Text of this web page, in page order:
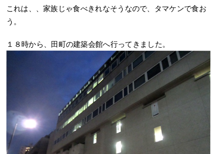
これは、、家族じゃ食べきれなそうなので、タマケンで食お
う。
１８時から、田町の建築会館へ行ってきました。